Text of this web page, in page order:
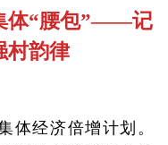
体“腰包”——记
村韵律
经济倍增计划。